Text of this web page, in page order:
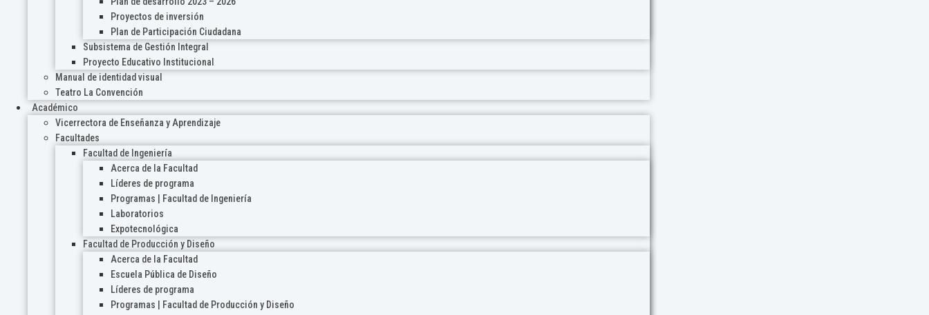
Proyectos de inversión
Plan de Participación Ciudadana
Subsistema de Gestión Integral
Proyecto Educativo Institucional
Manual de identidad visual
Teatro La Convención
Académico
Vicerrectora de Enseñanza y Aprendizaje
Facultades
Facultad de Ingeniería
Acerca de la Facultad
Líderes de programa
Programas | Facultad de Ingeniería
Laboratorios
Expotecnológica
Facultad de Producción y Diseño
Acerca de la Facultad
Escuela Pública de Diseño
Líderes de programa
Programas | Facultad de Producción y Diseño